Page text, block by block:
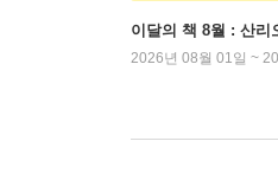
이달의 책 8월 : 산리
2026년 08월 01일 ~